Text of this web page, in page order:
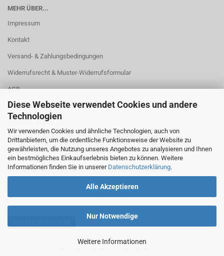
Diese Webseite verwendet Cookies und andere
Technologien
Wir verwenden Cookies und ähnliche Technologien, auch von
Drittanbietern, um die ordentliche Funktionsweise der Website zu
gewährleisten, die Nutzung unseres Angebotes zu analysieren und Ihnen
ein bestmögliches Einkaufserlebnis bieten zu können. Weitere
Informationen finden Sie in unserer Datenschutzerklärung.
Alle Akzeptieren
Nur Notwendige
Weitere Informationen
MEHR ÜBER...
Impressum
Kontakt
Versand- & Zahlungsbedingungen
Widerrufsrecht & Muster-Widerrufsformular
AGB
Privatsphäre und Datenschutz
Callback Service
Cookie Einstellungen